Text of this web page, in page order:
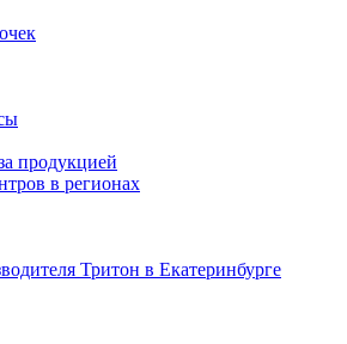
продукцией
в регионах
Тритон в Екатеринбурге